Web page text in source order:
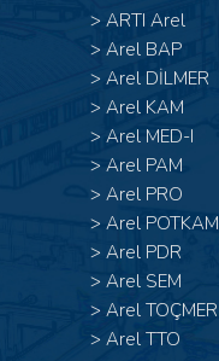
> ARTI Arel
> Arel BAP
> Arel DİLMER
> Arel KAM
> Arel MED-I
> Arel PAM
> Arel PRO
> Arel POTKAM
> Arel PDR
> Arel SEM
> Arel TOÇMER
> Arel TTO